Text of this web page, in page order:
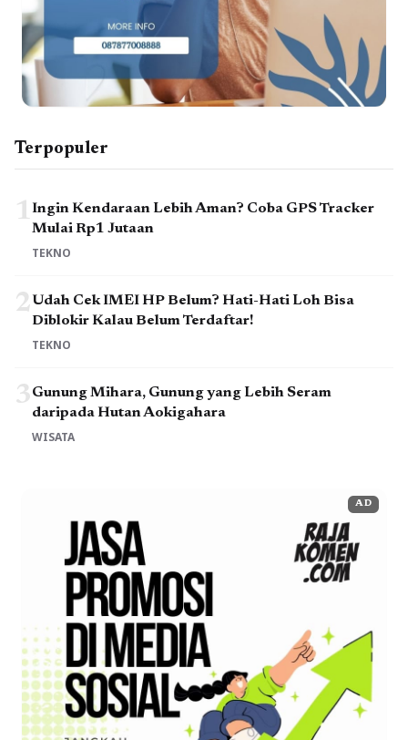
Terpopuler
1Ingin Kendaraan Lebih Aman? Coba GPS Tracker
Mulai Rp1 Jutaan
TEKNO
2Udah Cek IMEI HP Belum? Hati-Hati Loh Bisa
Diblokir Kalau Belum Terdaftar!
TEKNO
3Gunung Mihara, Gunung yang Lebih Seram
daripada Hutan Aokigahara
WISATA
AD